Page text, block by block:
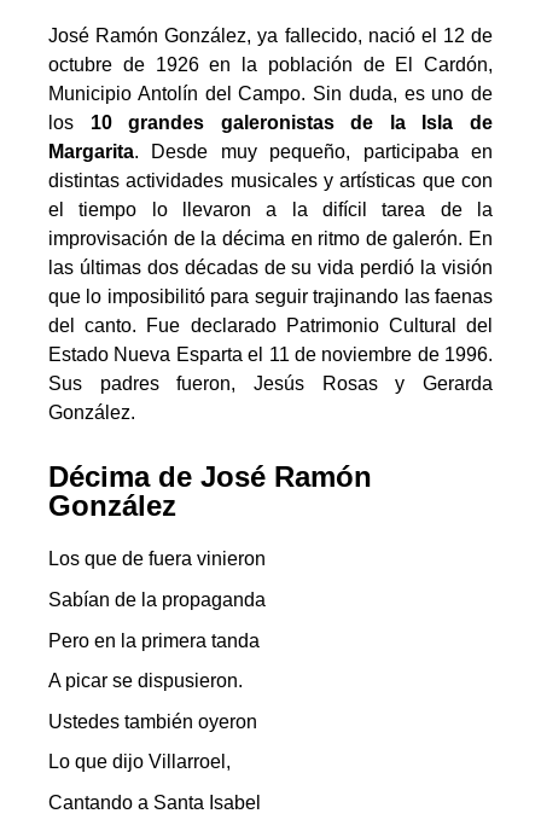
José Ramón González, ya fallecido, nació el 12 de
octubre de 1926 en la población de El Cardón,
Municipio Antolín del Campo. Sin duda, es uno de
los 10 grandes galeronistas de la Isla de
Margarita. Desde muy pequeño, participaba en
distintas actividades musicales y artísticas que con
el tiempo lo llevaron a la difícil tarea de la
improvisación de la décima en ritmo de galerón. En
las últimas dos décadas de su vida perdió la visión
que lo imposibilitó para seguir trajinando las faenas
del canto. Fue declarado Patrimonio Cultural del
Estado Nueva Esparta el 11 de noviembre de 1996.
Sus padres fueron, Jesús Rosas y Gerarda
González.
Décima de José Ramón
González
Los que de fuera vinieron
Sabían de la propaganda
Pero en la primera tanda
A picar se dispusieron.
Ustedes también oyeron
Lo que dijo Villarroel,
Cantando a Santa Isabel